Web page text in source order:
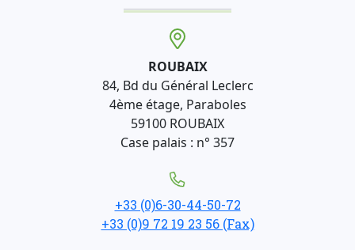
ROUBAIX
84, Bd du Général Leclerc
4ème étage, Paraboles
59100 ROUBAIX
Case palais : n° 357
+33 (0)6-30-44-50-72
+33 (0)9 72 19 23 56 (Fax)